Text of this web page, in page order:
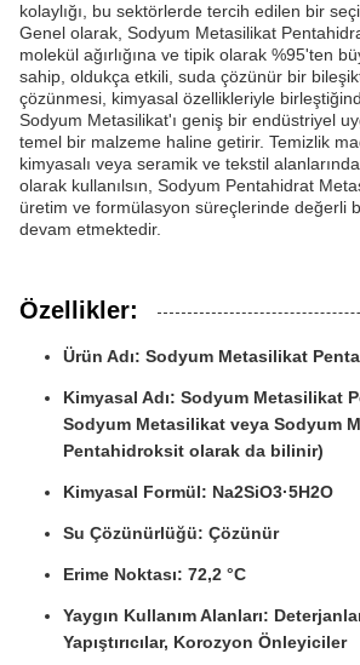
kolaylığı, bu sektörlerde tercih edilen bir
Genel olarak, Sodyum Metasilikat
molekül ağırlığına ve tipik olarak %95'ten
sahip, oldukça etkili, suda çözünür bir
çözünmesi, kimyasal özellikleriyle
Sodyum Metasilikat'ı geniş bir endüstriyel
temel bir malzeme haline getirir. Temizlik
kimyasalı veya seramik ve tekstil alanlarında
olarak kullanılsın, Sodyum Pentahidrat
üretim ve formülasyon süreçlerinde değerli
devam etmektedir.
Özellikler:
Ürün Adı: Sodyum Metasilikat
Kimyasal Adı: Sodyum Metasilikat
Sodyum Metasilikat veya Sodyum
Pentahidroksit olarak da bilinir)
Kimyasal Formül: Na2SiO3·5H2O
Su Çözünürlüğü: Çözünür
Erime Noktası: 72,2 °C
Yaygın Kullanım Alanları:
Yapıştırıcılar, Korozyon Önleyiciler